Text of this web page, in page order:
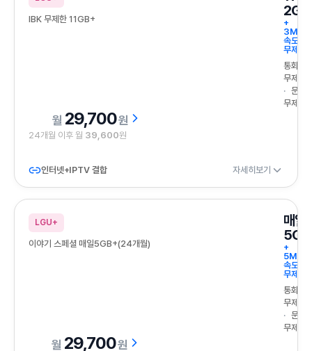
IBK 무제한 11GB+
2GB
+
속도
무제한
통화
무제한
문자
무제한
29,700원
24개월 이후 월 39,600원
인터넷+IPTV 결합 자세히보기
LGU+
이야기 스페셜 매일5GB+(24개월)
매일
5GB
+
속도
무제한
통화
무제한
문자
무제한
29,700원